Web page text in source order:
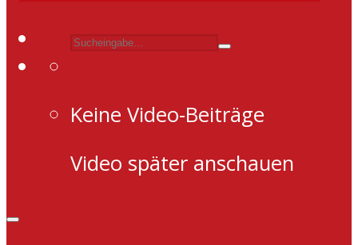
Keine Video-Beiträge
Video später anschauen